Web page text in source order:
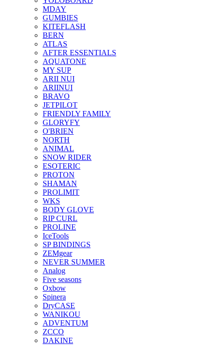
MDAY
GUMBIES
KITEFLASH
BERN
ATLAS
AFTER ESSENTIALS
AQUATONE
MY SUP
ARII NUI
ARIINUI
BRAVO
JETPILOT
FRIENDLY FAMILY
GLORYFY
O'BRIEN
NORTH
ANIMAL
SNOW RIDER
ESOTERIC
PROTON
SHAMAN
PROLIMIT
WKS
BODY GLOVE
RIP CURL
PROLINE
IceTools
SP BINDINGS
ZEMgear
NEVER SUMMER
Analog
Five seasons
Oxbow
Spinera
DryCASE
WANIKOU
ADVENTUM
ZCCO
DAKINE